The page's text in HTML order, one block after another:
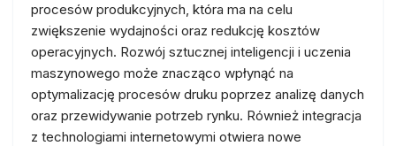
procesów produkcyjnych, która ma na celu
zwiększenie wydajności oraz redukcję kosztów
operacyjnych. Rozwój sztucznej inteligencji i uczenia
maszynowego może znacząco wpłynąć na
optymalizację procesów druku poprzez analizę danych
oraz przewidywanie potrzeb rynku. Również integracja
z technologiami internetowymi otwiera nowe